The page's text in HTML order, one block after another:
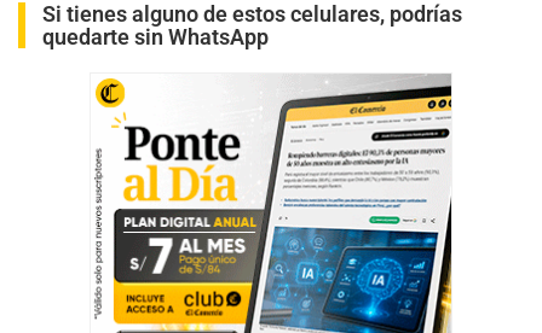
Si tienes alguno de estos celulares, podrías
quedarte sin WhatsApp